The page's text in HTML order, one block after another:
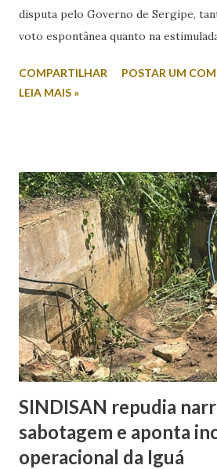
disputa pelo Governo de Sergipe,
voto espontânea quanto na
colocados. Na intenção espontânea,
estimulado, em que os candidatos
entrevistado, Mitidieri mantém a
seguido por Valmir de Francisquinho,
Marques aparece com 17,6%,
O índice de eleitores indecisos, que
preferiram não responder, além de
chega a 22,6%. O levantamento
dos candidatos. Nesse...
COMPARTILHAR
POSTAR UM
LEIA MAIS »
SINDISAN repudia
sabotagem e aponta
operacional da Iguá